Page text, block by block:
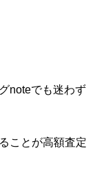
noteでも迷わず
ことが高額査定